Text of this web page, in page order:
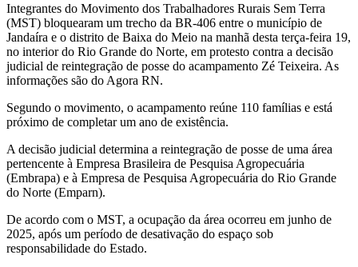
Integrantes do Movimento dos Trabalhadores Rurais Sem Terra
(MST) bloquearam um trecho da BR-406 entre o município de
Jandaíra e o distrito de Baixa do Meio na manhã desta terça-feira 19,
no interior do Rio Grande do Norte, em protesto contra a decisão
judicial de reintegração de posse do acampamento Zé Teixeira. As
informações são do Agora RN.
Segundo o movimento, o acampamento reúne 110 famílias e está
próximo de completar um ano de existência.
A decisão judicial determina a reintegração de posse de uma área
pertencente à Empresa Brasileira de Pesquisa Agropecuária
(Embrapa) e à Empresa de Pesquisa Agropecuária do Rio Grande
do Norte (Emparn).
De acordo com o MST, a ocupação da área ocorreu em junho de
2025, após um período de desativação do espaço sob
responsabilidade do Estado.